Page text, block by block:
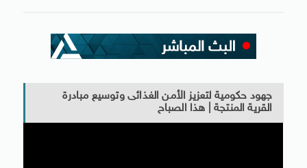
جهود حكومية لتعزيز الأمن الغذائى وتوسيع مبادرة
القرية المنتجة | هذا الصباح